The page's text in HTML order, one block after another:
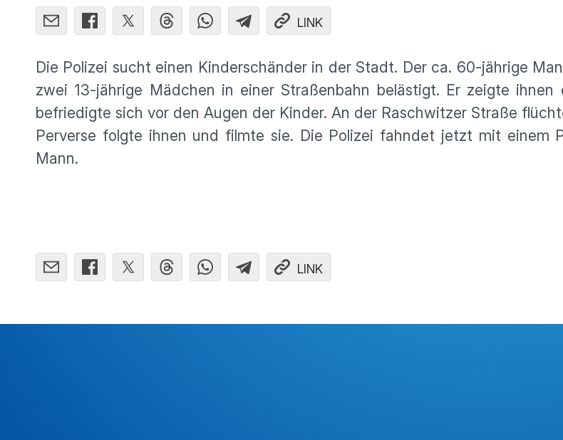
LINK
Die Polizei sucht einen Kinder­schänder in der Stadt. Der ca. 60-jährige
zwei 13-jährige Mädchen in einer Straßen­bahn beläs­tigt. Er zeigte ihnen
befrie­digte sich vor den Augen der Kinder. An der Raschwitzer Straße
Perverse folgte ihnen und filmte sie. Die Polizei fahndet jetzt mit einem
Mann.
LINK